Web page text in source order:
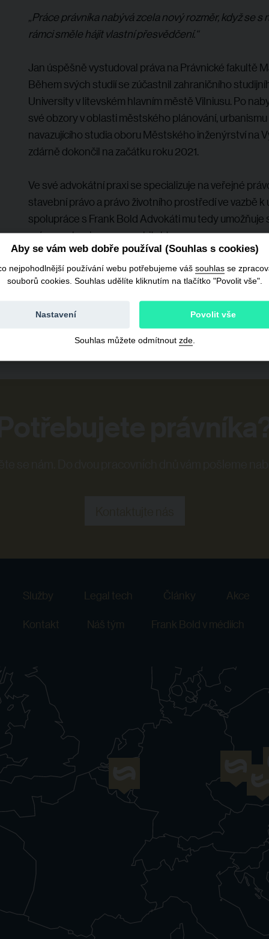
„Práce právníka nabývá zcela nový rozměr, když se
rámci směle hájit vlastní přesvědčení.“
Jan úspěšně vystudoval práva na Právnické fakultě
Během svých studií se zúčastnil zahraničního
University v litevském hlavním městě Vilniusu. Po
své obzory v oblasti městského plánování,
navazujícího studia oboru Městského inženýrství na
zdárně dokončil na začátku roku 2021.
Ve své advokátní praxi se specializuje na veřejné
stavební právo a právo životního prostředí ve vazbě k
spolupráce s Frank Bold Advokáti mu tedy umožňuje
právo s urbanismem a architekturou.
Ve volném čase Jana baví kultura i příroda, oddych
jako poznávání nových krajin.
Služby Legal tech Články Akce
Kontakt Náš tým Frank Bold v médiích
Aby se vám web dobře používal (Souhlas s cookies)
nejpohodlnější používání webu potřebujeme váš souhlasse
souborů cookies. Souhlas udělíte kliknutím na tlačítko "Povolit vše".
Povolit vše
Nastavení
Souhlas můžete odmítnout zde.